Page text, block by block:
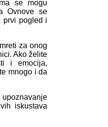
se mogu
Ovnove se
prvi pogled i
za onog
Ako želite
i emocija,
mnogo i da
iskustava